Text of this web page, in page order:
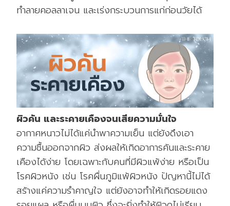
ทำลายคอลลาเจน และเร่งกระบวนการแก่ก่อนวัยได้
ผิวคัน และระคายเคืองจนเสียความมั่นใจ
อากาศหนาวไม่ได้แค่นำพาความเย็น แต่ยังดึงเอา
ความชื้นออกจากผิว ส่งผลให้เกิดอาการคันและระคาย
เคืองได้ง่าย โดยเฉพาะกับคนที่มีผิวแพ้ง่าย หรือเป็น
โรคผิวหนัง เช่น โรคผื่นภูมิแพ้ผิวหนัง ปัญหานี้ไม่ได้
สร้างแค่ความรำคาญใจ แต่ยังอาจทำให้เกิดรอยแดง